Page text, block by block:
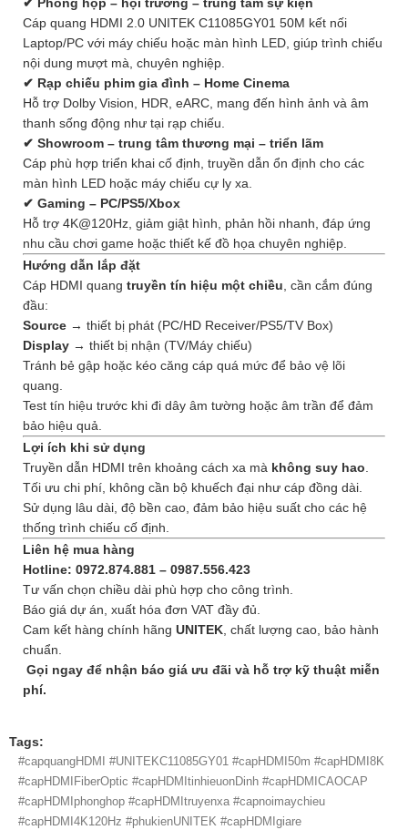
Cáp quang HDMI 2.0 UNITEK C11085GY01 50M kết nối
Laptop/PC với máy chiếu hoặc màn hình LED, giúp trình chiếu
nội dung mượt mà, chuyên nghiệp.
✔ Rạp chiếu phim gia đình – Home Cinema
Hỗ trợ Dolby Vision, HDR, eARC, mang đến hình ảnh và âm
thanh sống động như tại rạp chiếu.
✔ Showroom – trung tâm thương mại – triển lãm
Cáp phù hợp triển khai cố định, truyền dẫn ổn định cho các
màn hình LED hoặc máy chiếu cự ly xa.
✔ Gaming – PC/PS5/Xbox
Hỗ trợ 4K@120Hz, giảm giật hình, phản hồi nhanh, đáp ứng
nhu cầu chơi game hoặc thiết kế đồ họa chuyên nghiệp.
Hướng dẫn lắp đặt
Cáp HDMI quang truyền tín hiệu một chiều , cần cắm đúng
đầu:
Source → thiết bị phát (PC/HD Receiver/PS5/TV Box)
Display → thiết bị nhận (TV/Máy chiếu)
Tránh bẻ gập hoặc kéo căng cáp quá mức để bảo vệ lõi
quang.
Test tín hiệu trước khi đi dây âm tường hoặc âm trần để đảm
bảo hiệu quả.
Lợi ích khi sử dụng
Truyền dẫn HDMI trên khoảng cách xa mà không suy hao
Tối ưu chi phí, không cần bộ khuếch đại như cáp đồng dài.
Sử dụng lâu dài, độ bền cao, đảm bảo hiệu suất cho các hệ
thống trình chiếu cố định.
Liên hệ mua hàng
Hotline: 0972.874.881 – 0987.556.423
Tư vấn chọn chiều dài phù hợp cho công trình.
Báo giá dự án, xuất hóa đơn VAT đầy đủ.
Cam kết hàng chính hãng UNITEK , chất lượng cao, bảo hành
chuẩn.
Gọi ngay để nhận báo giá ưu đãi và hỗ trợ kỹ thuật miễn
phí.
Tags:
#capquangHDMI #UNITEKC11085GY01 #capHDMI50m #capHDMI8K
#capHDMIFiberOptic #capHDMItinhieuonDinh #capHDMICAOCAP
#capHDMIphonghop #capHDMItruyenxa #capnoimaychieu
#capHDMI4K120Hz #phukienUNITEK #capHDMIgiare